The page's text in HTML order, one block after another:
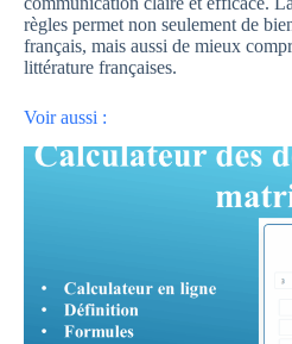
règles permet non seulement de
français, mais aussi de mieux
littérature françaises.
Voir aussi :